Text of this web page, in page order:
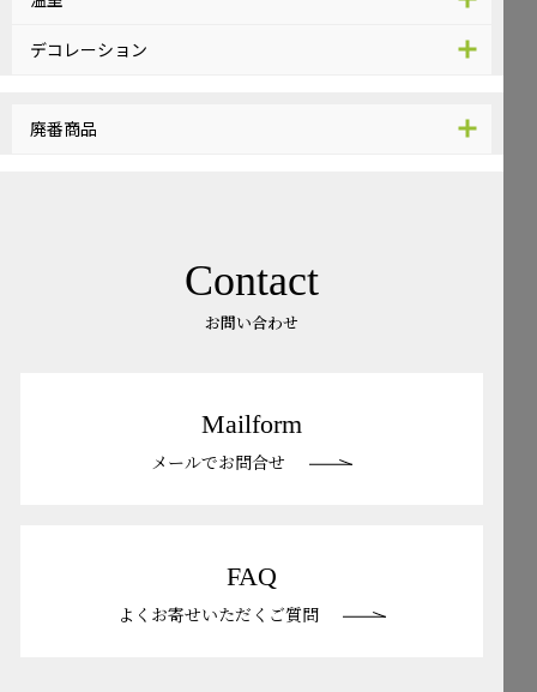
デコレーション
廃番商品
Contact
お問い合わせ
Mailform
メールでお問合せ
FAQ
よくお寄せいただくご質問